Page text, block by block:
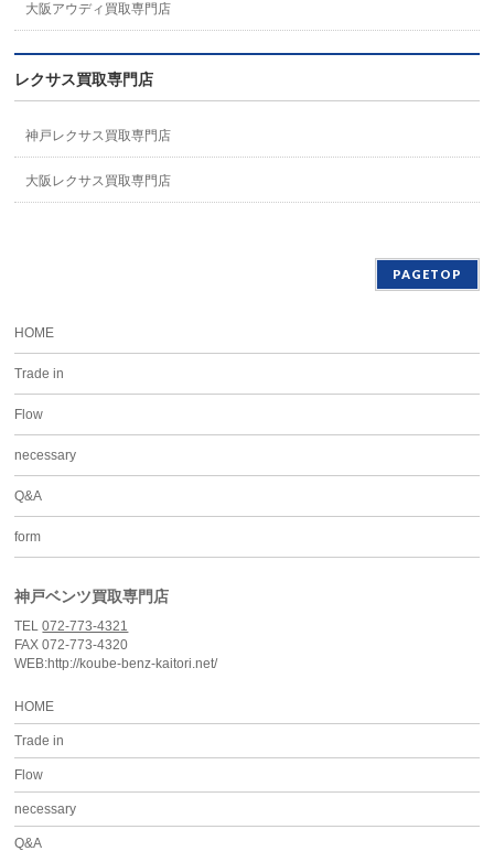
大阪アウディ買取専門店
レクサス買取専門店
神戸レクサス買取専門店
大阪レクサス買取専門店
PAGETOP
HOME
Trade in
Flow
necessary
Q&A
form
神戸ベンツ買取専門店
TEL072-773-4321
FAX 072-773-4320
WEB:http://koube-benz-kaitori.net/
HOME
Trade in
Flow
necessary
Q&A